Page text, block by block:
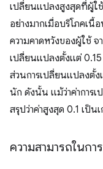
เปลี่ยนแปลงสูงสุดที่ผู้ใ
อย่างมากเมื่อบริโภคเ
ความคาดหวังของผู้ใช้ จ
เปลี่ยนแปลงตั้งแต่
ส่วนการเปลี่ยนแปลงตั้
นัก ดังนั้น แม้ว่าค่าการเ
สรุปว่าค่าสูงสุด 0.1 เป็
ความสามารถในกา